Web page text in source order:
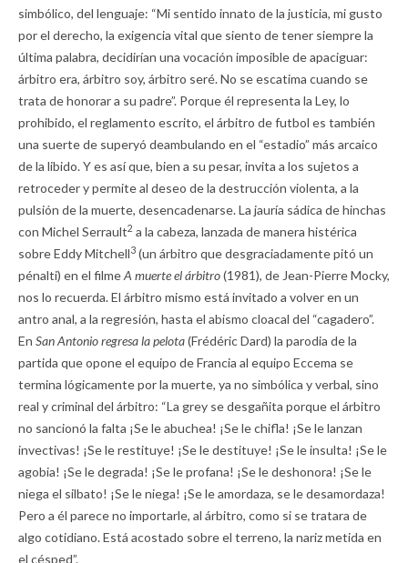
simbólico, del lenguaje: “Mi sentido innato de la justicia, mi gusto
por el derecho, la exigencia vital que siento de tener siempre la
última palabra, decidirían una vocación imposible de apaciguar:
árbitro era, árbitro soy, árbitro seré. No se escatima cuando se
trata de honorar a su padre”. Porque él representa la Ley, lo
prohibido, el reglamento escrito, el árbitro de futbol es también
una suerte de superyó deambulando en el “estadio” más arcaico
de la libido. Y es así que, bien a su pesar, invita a los sujetos a
retroceder y permite al deseo de la destrucción violenta, a la
pulsión de la muerte, desencadenarse. La jauría sádica de hinchas
con Michel Serrault2 a la cabeza, lanzada de manera histérica
sobre Eddy Mitchell3 (un árbitro que desgraciadamente pitó un
pénalti) en el filmeA muerte el árbitro(1981), de Jean-Pierre Mocky,
nos lo recuerda. El árbitro mismo está invitado a volver en un
antro anal, a la regresión, hasta el abismo cloacal del “cagadero”.
En San Antonio regresa la pelota(Frédéric Dard) la parodia de la
partida que opone el equipo de Francia al equipo Eccema se
termina lógicamente por la muerte, ya no simbólica y verbal, sino
real y criminal del árbitro: “La grey se desgañita porque el árbitro
no sancionó la falta ¡Se le abuchea! ¡Se le chifla! ¡Se le lanzan
invectivas! ¡Se le restituye! ¡Se le destituye! ¡Se le insulta! ¡Se le
agobia! ¡Se le degrada! ¡Se le profana! ¡Se le deshonora! ¡Se le
niega el silbato! ¡Se le niega! ¡Se le amordaza, se le desamordaza!
Pero a él parece no importarle, al árbitro, como si se tratara de
algo cotidiano. Está acostado sobre el terreno, la nariz metida en
el césped”.